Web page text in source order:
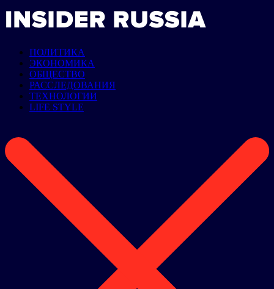
ПОЛИТИКА
ЭКОНОМИКА
ОБЩЕСТВО
РАССЛЕДОВАНИЯ
ТЕХНОЛОГИИ
LIFE STYLE